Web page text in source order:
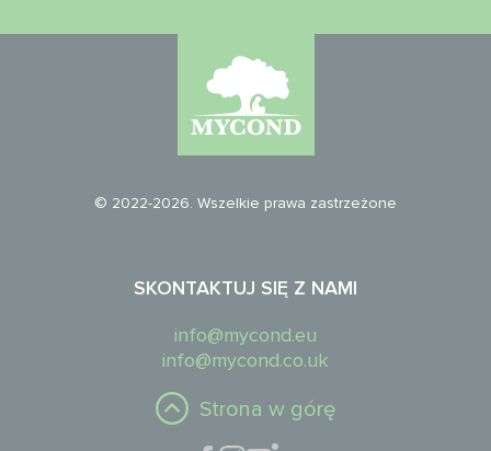
© 2022-2026. Wszelkie prawa zastrzeżone
SKONTAKTUJ SIĘ Z NAMI
info@mycond.eu
info@mycond.co.uk
Strona w górę